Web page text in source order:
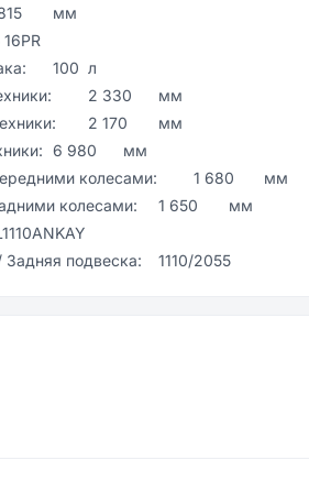
л
330	мм
2 170	мм
мм
колесами:	1 680	мм
колесами:	1 650	мм